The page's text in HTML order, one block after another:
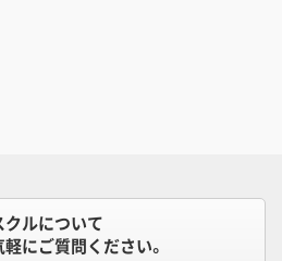
クルについて
軽にご質問ください。